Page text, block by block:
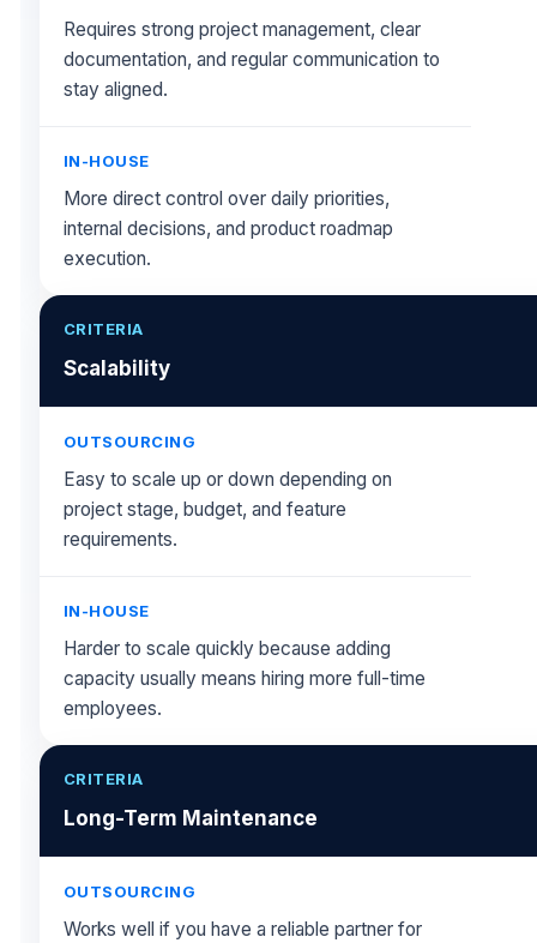
Requires strong project management, clear
documentation, and regular communication to
stay aligned.
More direct control over daily priorities,
internal decisions, and product roadmap
execution.
Scalability
Easy to scale up or down depending on
project stage, budget, and feature
requirements.
Harder to scale quickly because adding
capacity usually means hiring more full-time
employees.
Long-Term Maintenance
Works well if you have a reliable partner for